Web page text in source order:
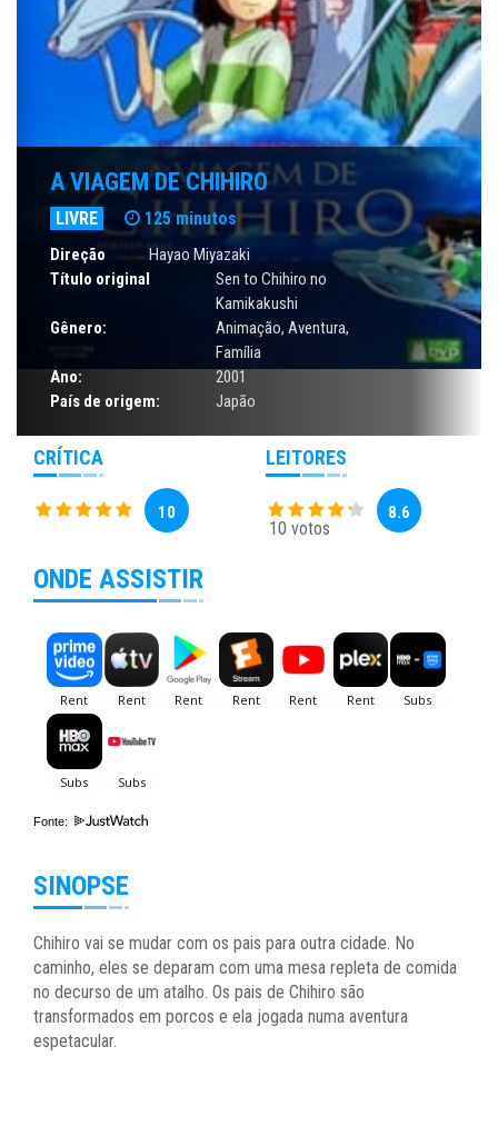
A VIAGEM DE CHIHIRO
LIVRE 125 minutos
Direção
Hayao Miyazaki
Título original
Sen to Chihiro no
Kamikakushi
Gênero:
Animação, Aventura,
Família
Ano:
2001
País de origem:
Japão
CRÍTICA
10
LEITORES
10 votos
8.6
ONDE ASSISTIR
Fonte:
SINOPSE
Chihiro vai se mudar com os pais para outra cidade. No
caminho, eles se deparam com uma mesa repleta de comida
no decurso de um atalho. Os pais de Chihiro são
transformados em porcos e ela jogada numa aventura
espetacular.